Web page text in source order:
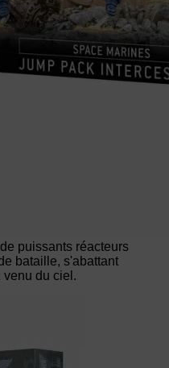
puissants réacteurs
bataille, s'abattant
venu du ciel.